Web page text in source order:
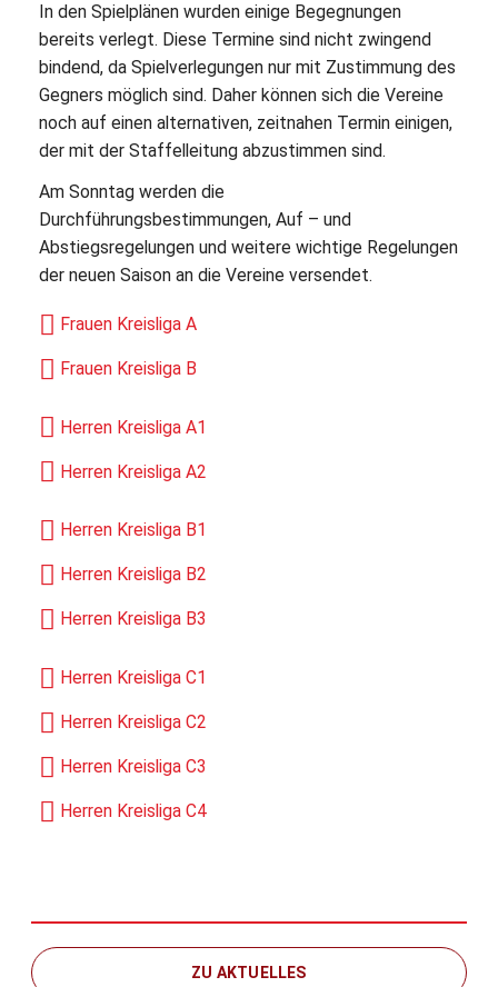
In den Spielplänen wurden einige Begegnungen
bereits verlegt. Diese Termine sind nicht zwingend
bindend, da Spielverlegungen nur mit Zustimmung des
Gegners möglich sind. Daher können sich die Vereine
noch auf einen alternativen, zeitnahen Termin einigen,
der mit der Staffelleitung abzustimmen sind.
Am Sonntag werden die
Durchführungsbestimmungen, Auf – und
Abstiegsregelungen und weitere wichtige Regelungen
der neuen Saison an die Vereine versendet.
Frauen Kreisliga A
Frauen Kreisliga B
Herren Kreisliga A1
Herren Kreisliga A2
Herren Kreisliga B1
Herren Kreisliga B2
Herren Kreisliga B3
Herren Kreisliga C1
Herren Kreisliga C2
Herren Kreisliga C3
Herren Kreisliga C4
ZU AKTUELLES